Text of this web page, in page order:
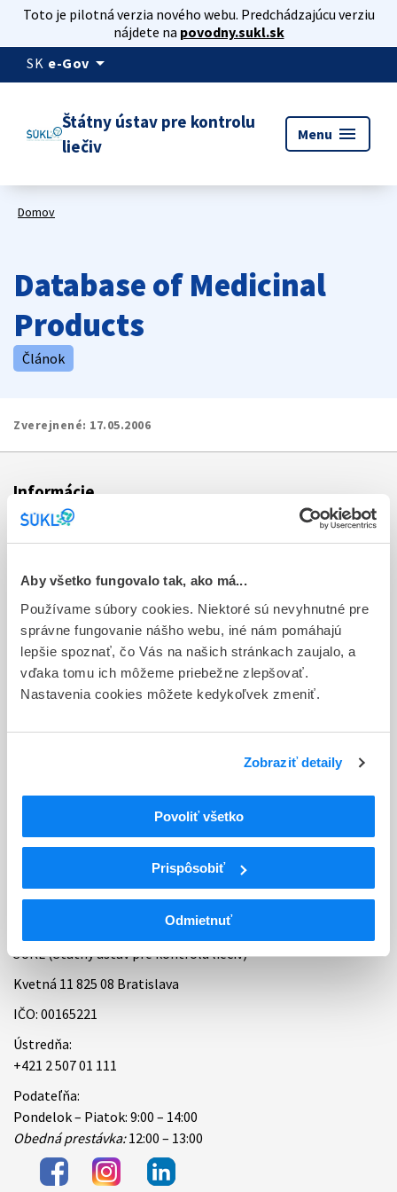
Aby všetko fungovalo tak, ako má...
Používame súbory cookies. Niektoré sú nevyhnutné pre
správne fungovanie nášho webu, iné nám pomáhajú
lepšie spoznať, čo Vás na našich stránkach zaujalo, a
vďaka tomu ich môžeme priebežne zlepšovať.
Nastavenia cookies môžete kedykoľvek zmeniť.
Zobraziť detaily
Povoliť všetko
Prispôsobiť
Odmietnuť
Toto je pilotná verzia nového webu. Predchádzajúcu verziu
nájdete na povodny.sukl.sk
SK e-Gov arrow_drop_down
Štátny ústav pre kontrolu
liečiv
Menu menu
Domov
Database of Medicinal
Products
Článok
Zverejnené: 17.05.2006
Informácie
Aktuality
Dotazník spokojnosti zákazníka
Sťažnosti a petície
Poskytovanie informácií
Ochrana osobných údajov
Úradné hodiny
Kontakt
ŠÚKL (Štátny ústav pre kontrolu liečiv)
Kvetná 11 825 08 Bratislava
IČO: 00165221
Ústredňa:
+421 2 507 01 111
Podateľňa:
Pondelok – Piatok: 9:00 – 14:00
Obedná prestávka:12:00 – 13:00